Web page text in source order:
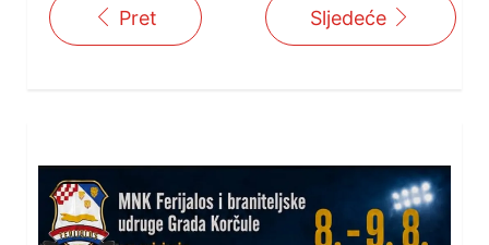
Pret Sljedeće